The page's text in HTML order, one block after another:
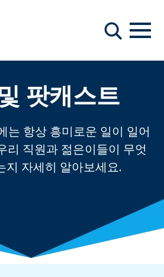
찾다
항해
팟캐스트
는 항상 흥미로운 일이 일어
리 직원과 젊은이들이 무엇
지 자세히 알아보세요.